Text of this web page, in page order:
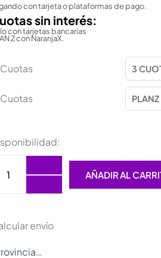
con tarjeta o plataformas de pago.
sin interés:
con tarjetas bancarias
Z con NaranjaX.
AÑADIR AL
envío